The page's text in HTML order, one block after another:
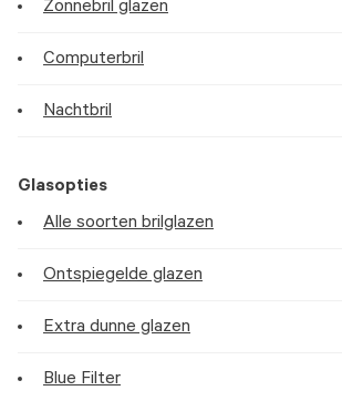
Zonnebril glazen
Computerbril
Nachtbril
Glasopties
Alle soorten brilglazen
Ontspiegelde glazen
Extra dunne glazen
Blue Filter